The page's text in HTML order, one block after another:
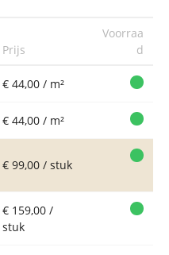
Prijs
Voorraa
d
€ 44,00 / m²
€ 44,00 / m²
€ 99,00 / stuk
€ 159,00 /
stuk